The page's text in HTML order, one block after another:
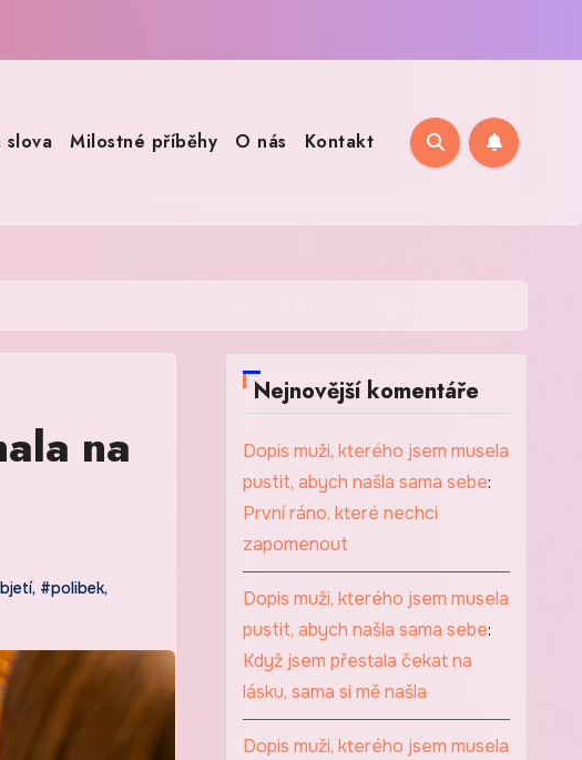
slova Milostné příběhy O nás Kontakt
na
, #polibek,
Nejnovější komentáře
Dopis muži, kterého jsem musela
pustit, abych našla sama sebe:
První ráno, které nechci
zapomenout
Dopis muži, kterého jsem musela
pustit, abych našla sama sebe:
Když jsem přestala čekat na
lásku, sama si mě našla
Dopis muži, kterého jsem musela